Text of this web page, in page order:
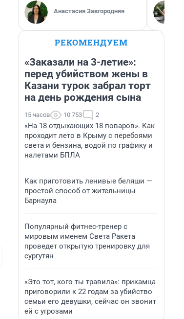
Анастасия Завгородняя
РЕКОМЕНДУЕМ
«Заказали на 3-летие»:
перед убийством жены в
Казани турок забрал торт
на день рождения сына
15 часов 10 753 2
«На 18 отдыхающих 18 поваров». Как
проходит лето в Крыму с перебоями
света и бензина, водой по графику и
налетами БПЛА
Как приготовить ленивые беляши —
простой способ от жительницы
Барнаула
Популярный фитнес-тренер с
мировым именем Света Ракета
проведет открытую тренировку для
сургутян
«Это тот, кого ты травила»: прикамца
приговорили к 22 годам за убийство
семьи его девушки, сейчас он звонит
ей с угрозами